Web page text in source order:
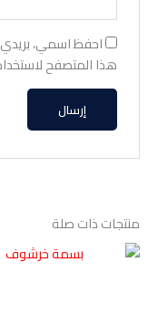
احفظ اسمي، بريدي
هذا المتصفح
منتجات ذات صلة